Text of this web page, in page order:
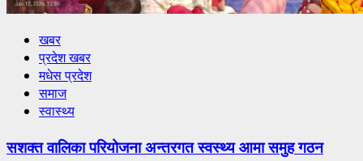
खबर
प्रदेश खबर
मधेस प्रदेश
समाज
स्वास्थ्य
सशक्त वालिका परियोजना अन्तरगत स्वस्थ्य आमा समुह गठन